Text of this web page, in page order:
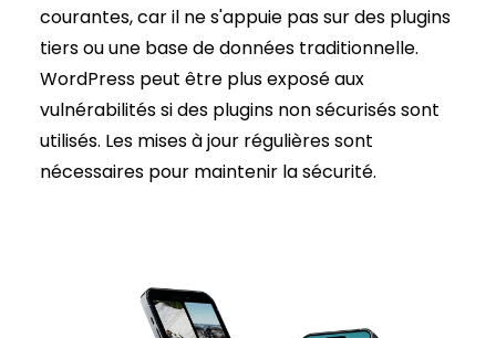
courantes, car il ne s'appuie pas sur des plugins
tiers ou une base de données traditionnelle.
WordPress peut être plus exposé aux
vulnérabilités si des plugins non sécurisés sont
utilisés. Les mises à jour régulières sont
nécessaires pour maintenir la sécurité.